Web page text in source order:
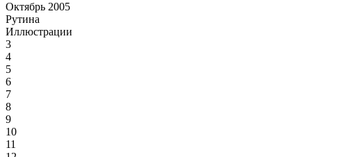
Октябрь 2005
Рутина
Иллюстрации
3
4
5
6
7
8
9
10
11